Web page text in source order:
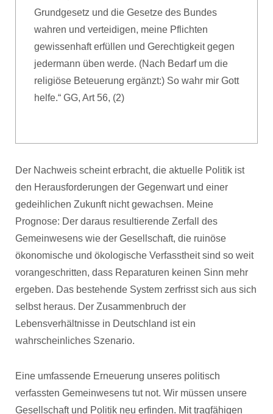
Grundgesetz und die Gesetze des Bundes
wahren und verteidigen, meine Pflichten
gewissenhaft erfüllen und Gerechtigkeit gegen
jedermann üben werde. (Nach Bedarf um die
religiöse Beteuerung ergänzt:) So wahr mir Gott
helfe.“ GG, Art 56, (2)
Der Nachweis scheint erbracht, die aktuelle Politik ist
den Herausforderungen der Gegenwart und einer
gedeihlichen Zukunft nicht gewachsen. Meine
Prognose: Der daraus resultierende Zerfall des
Gemeinwesens wie der Gesellschaft, die ruinöse
ökonomische und ökologische Verfasstheit sind so weit
vorangeschritten, dass Reparaturen keinen Sinn mehr
ergeben. Das bestehende System zerfrisst sich aus sich
selbst heraus. Der Zusammenbruch der
Lebensverhältnisse in Deutschland ist ein
wahrscheinliches Szenario.
Eine umfassende Erneuerung unseres politisch
verfassten Gemeinwesens tut not. Wir müssen unsere
Gesellschaft und Politik neu erfinden. Mit tragfähigen